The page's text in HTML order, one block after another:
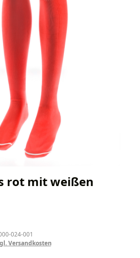
rot mit weißen
024-001
Versandkosten